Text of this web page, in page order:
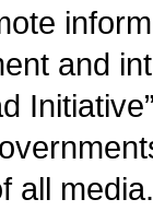
and
all